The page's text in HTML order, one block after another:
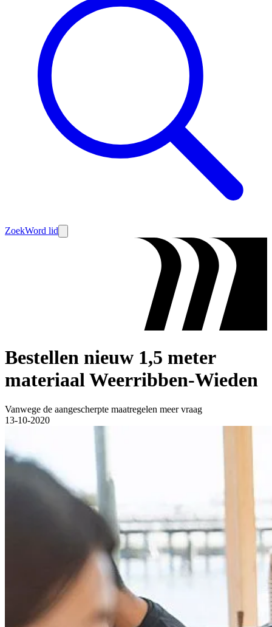
ZoekWord lid
Bestellen nieuw 1,5 meter
materiaal Weerribben-Wieden
Vanwege de aangescherpte maatregelen meer vraag
13-10-2020